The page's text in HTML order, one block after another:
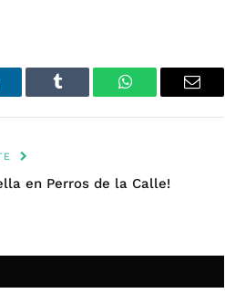
Tumblr WhatsAppEmail
en Perros de la Calle!